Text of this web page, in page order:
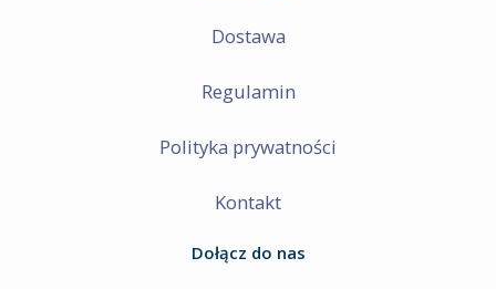
Dostawa
Regulamin
Polityka prywatności
Kontakt
Dołącz do nas